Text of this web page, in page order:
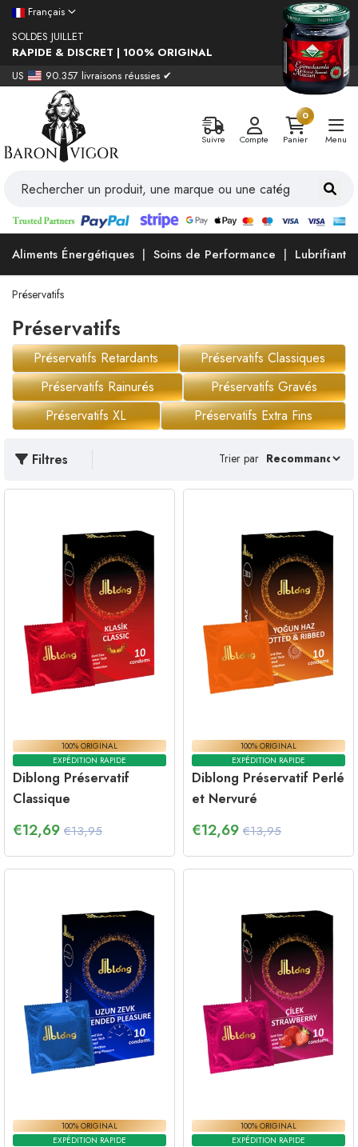
Français
SOLDES JUILLET
RAPIDE & DISCRET | 100% ORIGINAL
US
90.357 livraisons réussies ✔
Suivre Compte
0
Panier
Menu
Aliments Énergétiques Soins de Performance Lubrifiants
Préservatifs
Préservatifs
Préservatifs Retardants
Préservatifs Classiques
Préservatifs Rainurés
Préservatifs Gravés
Préservatifs XL
Préservatifs Extra Fins
Filtres Trier par
100% ORIGINAL
EXPÉDITION RAPIDE
Diblong Préservatif
Classique
€12,69 €13,95
100% ORIGINAL
EXPÉDITION RAPIDE
Diblong Préservatif Perlé
et Nervuré
€12,69 €13,95
100% ORIGINAL
EXPÉDITION RAPIDE
100% ORIGINAL
EXPÉDITION RAPIDE